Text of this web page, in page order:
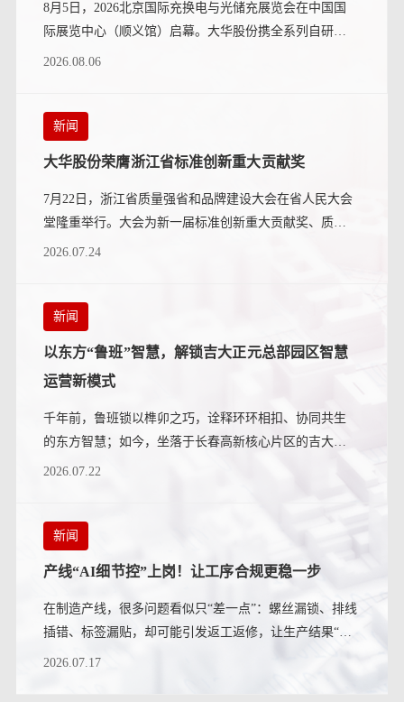
8月5日，2026北京国际充换电与光储充展览会在中国国
际展览中心（顺义馆）启幕。大华股份携全系列自研充
电硬件及“五位一体”...
2026.08.06
新闻
大华股份荣膺浙江省标准创新重大贡献奖
7月22日，浙江省质量强省和品牌建设大会在省人民大会
堂隆重举行。大会为新一届标准创新重大贡献奖、质量
奖等获奖单位颁奖。其中...
2026.07.24
新闻
以东方“鲁班”智慧，解锁吉大正元总部园区智慧
运营新模式
千年前，鲁班锁以榫卯之巧，诠释环环相扣、协同共生
的东方智慧；如今，坐落于长春高新核心片区的吉大正
元总部大厦（简称：正元大厦...
2026.07.22
新闻
产线“AI细节控”上岗！让工序合规更稳一步
在制造产线，很多问题看似只“差一点”：螺丝漏锁、排线
插错、标签漏贴，却可能引发返工返修，让生产结果“差
上一大截”。在大模型...
2026.07.17